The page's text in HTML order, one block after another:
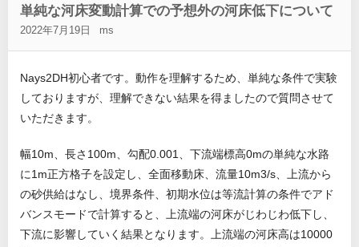
単純な河床変動計算での予想外の河床低下について
2022年7月19日 ms
Nays2DH初心者です。動作を理解するため、単純な条件で実験
しておりますが、理解できない結果を得ましたので質問させて
いただきます。
幅10m、長さ100m、勾配0.001、下流端標高0mの単純な水路
に1m正方格子を設定し、全面移動床、流量10m3/s、上流から
の砂供給はなし、境界条件、初期水位は等流計算の条件でアド
バンスモードで計算すると、上流端の河床がじわじわ低下し、
下流に影響していく結果となります。上流端の河床高は10000